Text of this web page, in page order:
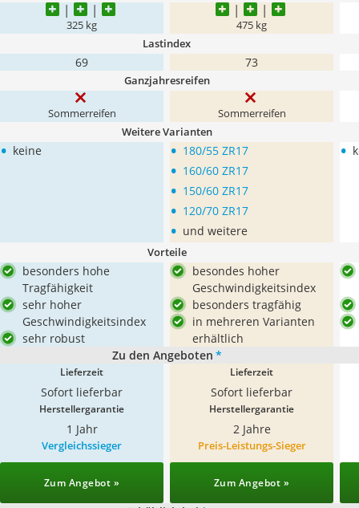
325 kg 475 kg
Lastindex
69 73
Ganzjahresreifen
Sommerreifen Sommerreifen
Weitere Varianten
• keine • 180/55 ZR17
• 160/60 ZR17
• 150/60 ZR17
• 120/70 ZR17
• und weitere
•
Vorteile
besonders hohe
Tragfähigkeit
sehr hoher
Geschwindigkeitsindex
sehr robust
besondes hoher
Geschwindigkeitsindex
besonders tragfähig
in mehreren Varianten
erhältlich
Zu den Angeboten *
Lieferzeit
Sofort lieferbar
Lieferzeit
Sofort lieferbar
Herstellergarantie
1 Jahr
Herstellergarantie
2 Jahre
Vergleichssieger
Zum Angebot »
Preis-Leistungs-Sieger
Zum Angebot »